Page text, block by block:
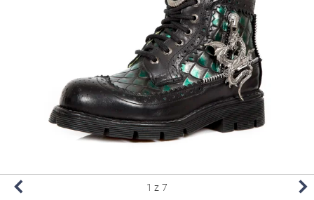
1 z 7